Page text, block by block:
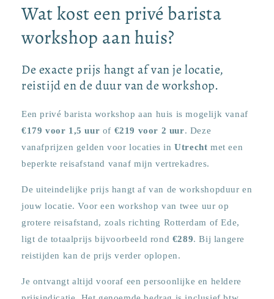
Wat kost een privé barista
workshop aan huis?
De exacte prijs hangt af van je locatie,
reistijd en de duur van de workshop.
Een privé barista workshop aan huis is mogelijk vanaf
€179 voor 1,5 uur of €219 voor 2 uur. Deze
vanafprijzen gelden voor locaties inUtrecht met een
beperkte reisafstand vanaf mijn vertrekadres.
De uiteindelijke prijs hangt af van de workshopduur en
jouw locatie. Voor een workshop van twee uur op
grotere reisafstand, zoals richting Rotterdam of Ede,
ligt de totaalprijs bijvoorbeeld rond €289. Bij langere
reistijden kan de prijs verder oplopen.
Je ontvangt altijd vooraf een persoonlijke en heldere